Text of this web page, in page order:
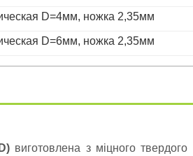
D=4мм, ножка 2,35мм
D=6мм, ножка 2,35мм
виготовлена з міцного